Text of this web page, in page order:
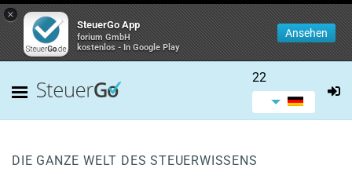
×
SteuerGo App
forium GmbH
kostenlos - In Google Play
Ansehen
22
DIE GANZE WELT DES STEUERWISSENS